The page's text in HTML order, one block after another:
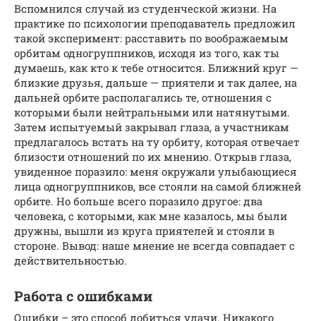
Вспомнился случай из студенческой жизни. На
практике по психологии преподаватель предложил
такой эксперимент: расставить по воображаемым
орбитам одногруппников, исходя из того, как ты
думаешь, как кто к тебе относится. Ближний круг —
близкие друзья, дальше — приятели и так далее, на
дальней орбите располагались те, отношения с
которыми были нейтральными или натянутыми.
Затем испытуемый закрывал глаза, а участникам
предлагалось встать на ту орбиту, которая отвечает
близости отношений по их мнению. Открыв глаза,
увиденное поразило: меня окружали улыбающиеся
лица одногруппников, все стояли на самой ближней
орбите. Но больше всего поразило другое: два
человека, с которыми, как мне казалось, мы были
дружны, вышли из круга приятелей и стояли в
стороне. Вывод: наше мнение не всегда совпадает с
действительностью.
Работа с ошибками
Ошибки – это способ добиться удачи. Никакого